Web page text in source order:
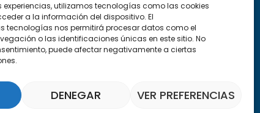
experiencias, utilizamos tecnologías como las cookies
a la información del dispositivo. El
tecnologías nos permitirá procesar datos como el
o las identificaciones únicas en este sitio. No
puede afectar negativamente a ciertas
DENEGAR VER PREFERENCIAS